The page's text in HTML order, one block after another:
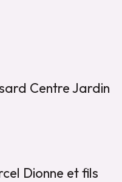
Centre Jardin
Dionne et fils